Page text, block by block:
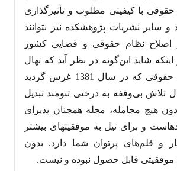
با کیفیتی مطلوب و تأثیرگذاری
و سایر نشریات پژوهشکده نیز بتوانند
اصلاح نظام حقوقی و قضایی کشور
شاید این‌گونه در نظر آید که نهال
مجله پژوهشهای حقوقی که در سال 1381 غرس گردید
بی‌وقفه به درختی تنومند تبدیل
هیچ مجامله، مجله همچنان پذیرای
و برای نیل به موفقیتهای بیشتر
و قلم‌های پرتوان شما دارد. بدون
قابل حصول نبوده و نیست.